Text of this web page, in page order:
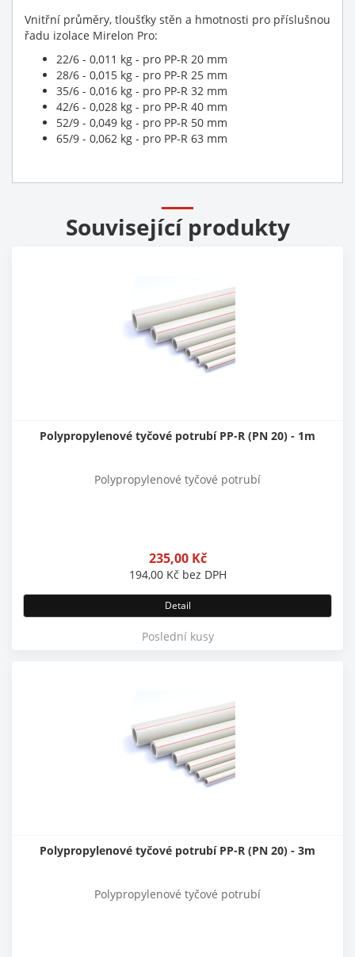
Vnitřní průměry, tloušťky stěn a hmotnosti pro příslušnou
řadu izolace Mirelon Pro:
22/6 - 0,011 kg - pro PP-R 20 mm
28/6 - 0,015 kg - pro PP-R 25 mm
35/6 - 0,016 kg - pro PP-R 32 mm
42/6 - 0,028 kg - pro PP-R 40 mm
52/9 - 0,049 kg - pro PP-R 50 mm
65/9 - 0,062 kg - pro PP-R 63 mm
Související produkty
Polypropylenové tyčové potrubí PP-R (PN 20) - 1m
Polypropylenové tyčové potrubí
235,00 Kč
194,00 Kč bez DPH
Detail
Poslední kusy
Polypropylenové tyčové potrubí PP-R (PN 20) - 3m
Polypropylenové tyčové potrubí